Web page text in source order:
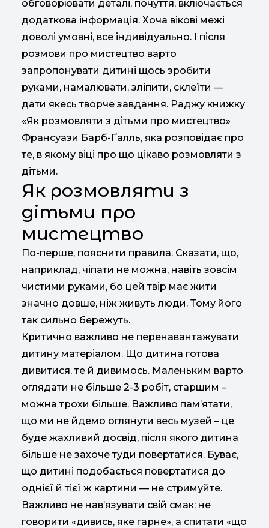
обговорювати деталі, почуття, включається
додаткова інформація. Хоча вікові межі
доволі умовні, все індивідуально. І після
розмови про мистецтво варто
запропонувати дитині щось зробити
руками, намалювати, зліпити, склеїти —
дати якесь творче завдання. Раджу книжку
«Як розмовляти з дітьми про мистецтво»
Франсуази Барб-Ґалль, яка розповідає про
те, в якому віці про що цікаво розмовляти з
дітьми.
Як розмовляти з
дітьми про
мистецтво
По-перше, пояснити правила. Сказати, що,
наприклад, чіпати не можна, навіть зовсім
чистими руками, бо цей твір має жити
значно довше, ніж живуть люди. Тому його
так сильно бережуть.
Критично важливо не перенавантажувати
дитину матеріалом. Що дитина готова
дивитися, те й дивимось. Маленьким варто
оглядати не більше 2-3 робіт, старшим –
можна трохи більше. Важливо пам’ятати,
що ми не йдемо оглянути весь музей – це
буде жахливий досвід, після якого дитина
більше не захоче туди повертатися. Буває,
що дитині подобається повертатися до
однієї й тієї ж картини — не стримуйте.
Важливо не нав’язувати свій смак: не
говорити «дивись, яке гарне», а спитати «що